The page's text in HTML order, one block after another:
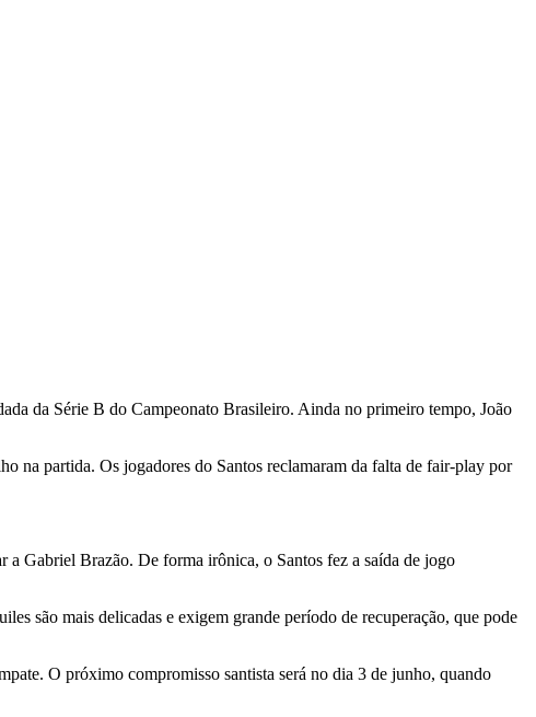
da Série B do Campeonato Brasileiro. Ainda no primeiro tempo, João
na partida. Os jogadores do Santos reclamaram da falta de fair-play por
a Gabriel Brazão. De forma irônica, o Santos fez a saída de jogo
são mais delicadas e exigem grande período de recuperação, que pode
O próximo compromisso santista será no dia 3 de junho, quando